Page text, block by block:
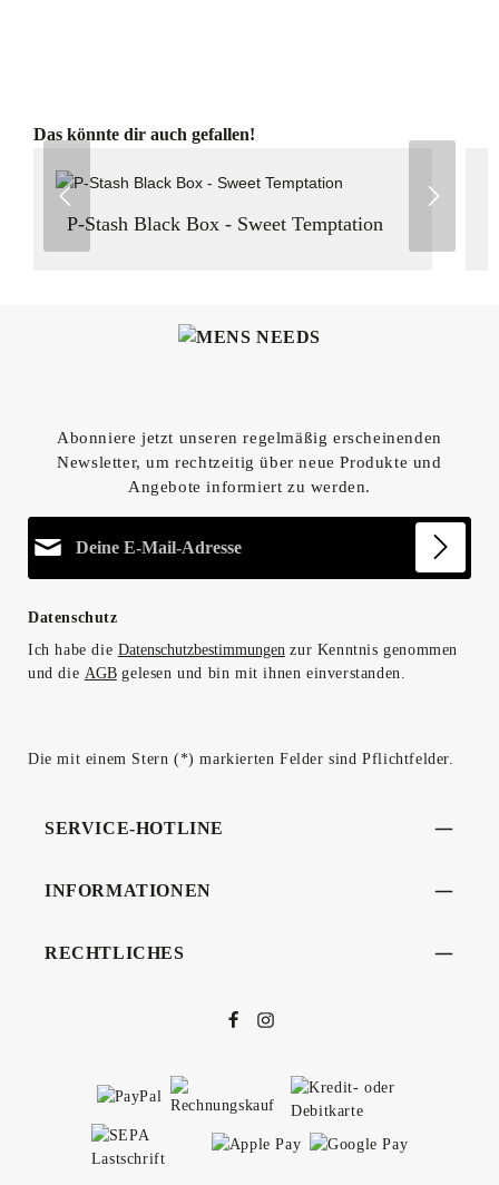
Produktgalerie überspringen
Das könnte dir auch gefallen!
P-Stash Black Box - Sweet Temptation
Abonniere jetzt unseren regelmäßig erscheinenden
Newsletter, um rechtzeitig über neue Produkte und
Angebote informiert zu werden.
Datenschutz
Ich habe die Datenschutzbestimmungen zur Kenntnis genommen
und die AGBgelesen und bin mit ihnen einverstanden.
Die mit einem Stern (*) markierten Felder sind Pflichtfelder.
SERVICE-HOTLINE
INFORMATIONEN
RECHTLICHES